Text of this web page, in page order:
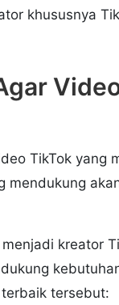
khususnya
TikTok yang
mendukung
kreator
tersebut: